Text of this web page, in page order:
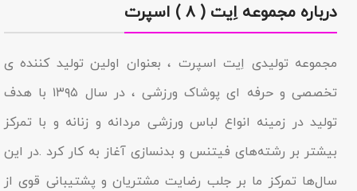
درباره مجموعه اِیت ( ۸ ) اسپرت
مجموعه تولیدى اِیت اسپرت ، بعنوان اولین تولید کننده ی
تخصصی و حرفه ای پوشاک ورزشی ، در سال ۱۳۹۵ با هدف
تولید در زمینه انواع لباس ورزشی مردانه و زنانه و با تمرکز
بیشتر بر رشته‌های فیتنس و بدنسازی آغاز به کار کرد .در این
سال‌ها تمرکز ما بر جلب رضایت مشتریان و پشتیبانی قوی از